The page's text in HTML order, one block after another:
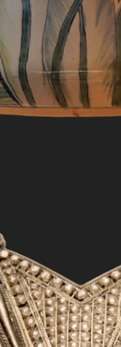
Explorează